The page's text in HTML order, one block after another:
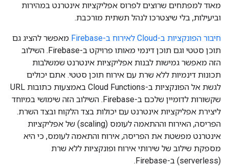
מאוד למפתחים שרוצים לפרוס אפליקציות אינטרנט במהירות
וביעילות, בלי שיצטרכו לנהל תשתית מורכבת.
חיבור הפונקציות ב-Cloud לאירוח ב-Firebase
מאפשר להציג גם
תוכן סטטי וגם תוכן דינמי מאותו פרויקט ב-Firebase. השילוב
הזה מאפשר גמישות לבנות אפליקציות אינטרנט שמשלבות
תכונות דינמיות ללא שרת עם אירוח תוכן סטטי. אתם יכולים
לגשת אל הפונקציות ב-Cloud Functions באמצעות כתובות URL
שקשורות לדומיין שלכם ב-Firebase. השילוב הזה שימושי במיוחד
ליצירת אפליקציות אינטרנט עם יכולות בצד הלקוח ובצד השרת.
הפריסה, האירוח וההתאמה לעומס (scaling) של אפליקציות
אינטרנט מפשטת את הפריסה, אירוח והתאמה לעומס, כי היא
מספקת שילוב של שירותי אירוח ופונקציות ללא שרת
(serverless) ב-Firebase.